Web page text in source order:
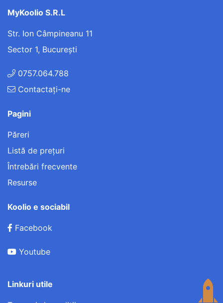
MyKoolio S.R.L
Str. Ion Câmpineanu 11
Sector 1, București
0757.064.788
Contactați-ne
Pagini
Păreri
Listă de preţuri
Întrebări frecvente
Resurse
Koolio e sociabil
Facebook
Youtube
Linkuri utile